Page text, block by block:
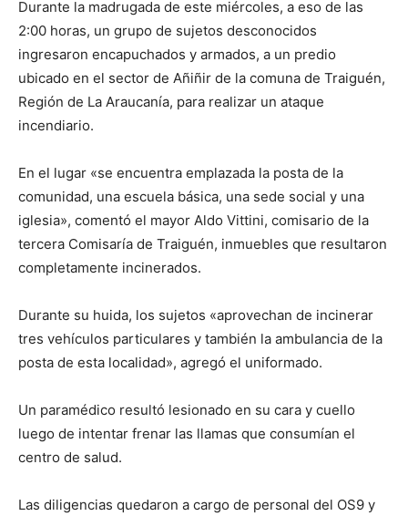
Durante la madrugada de este miércoles, a eso de las
2:00 horas, un grupo de sujetos desconocidos
ingresaron encapuchados y armados, a un predio
ubicado en el sector de Añiñir de la comuna de Traiguén,
Región de La Araucanía, para realizar un ataque
incendiario.
En el lugar «se encuentra emplazada la posta de la
comunidad, una escuela básica, una sede social y una
iglesia», comentó el mayor Aldo Vittini, comisario de la
tercera Comisaría de Traiguén, inmuebles que resultaron
completamente incinerados.
Durante su huida, los sujetos «aprovechan de incinerar
tres vehículos particulares y también la ambulancia de la
posta de esta localidad», agregó el uniformado.
Un paramédico resultó lesionado en su cara y cuello
luego de intentar frenar las llamas que consumían el
centro de salud.
Las diligencias quedaron a cargo de personal del OS9 y